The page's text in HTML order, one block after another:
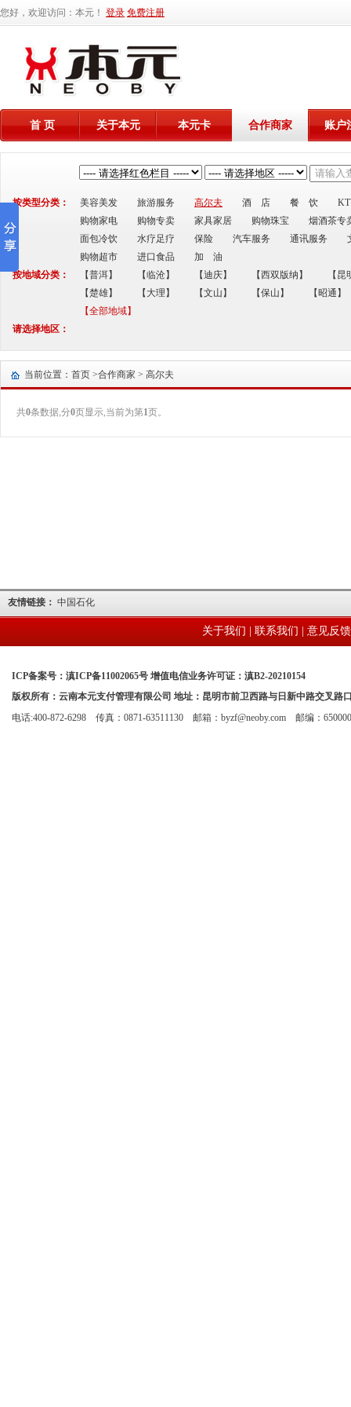
您好，欢迎访问：本元！ 登录 免费注册
首 页 关于本元 本元卡 合作商家 账户
按类型分类： 美容美发 旅游服务 高尔夫 酒 店 餐 饮
购物家电
购物专卖 家具家居 购物珠宝
烟酒茶专
面包冷饮
水疗足疗 保险 汽车服务 通讯服务
购物超市
进口食品
加 油
按地域分类：
【普洱】 【临沧】 【迪庆】 【西双版纳】
【昆
【楚雄】
【大理】 【文山】 【保山】
【昭通】
【全部地域】
请选择地区：
当前位置：首页 >合作商家 > 高尔夫
共0条数据,分0页显示,当前为第1页。
友情链接： 中国石化
关于我们 联系我们 意见反馈
ICP备案号：滇ICP备11002065号 增值电信业务许可证：滇B2-20210154
版权所有：云南本元支付管理有限公司 地址：昆明市前卫西路与日新中路交叉
电话:400-872-6298 传真：0871-63511130 邮箱：byzf@neoby.com 邮编：